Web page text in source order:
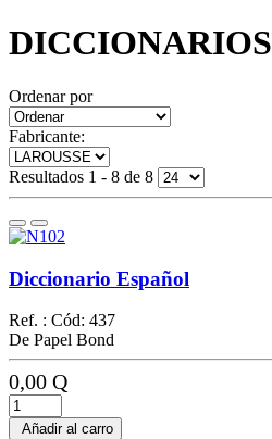
DICCIONARIOS
Ordenar por
Fabricante:
Resultados 1 - 8 de 8
Diccionario Español
Ref. : Cód: 437
De Papel Bond
0,00 Q
Añadir al carro